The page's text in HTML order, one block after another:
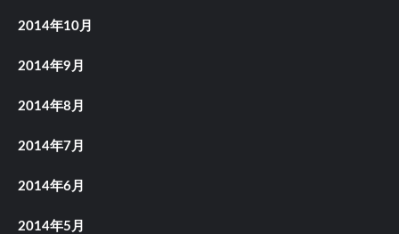
2014年10月
2014年9月
2014年8月
2014年7月
2014年6月
2014年5月